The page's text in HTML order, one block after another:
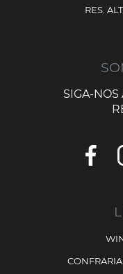
RES.
SIGA-NOS